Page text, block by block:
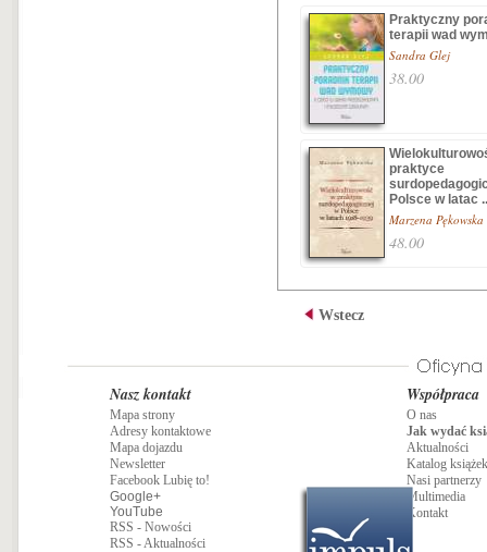
Praktyczny
terapii wad
Sandra Glej
38.00
praktyce
Polsce w latac
Marzena Pękowska
48.00
Wstecz
Nasz kontakt
Mapa strony
Adresy kontaktowe
Mapa dojazdu
Newsletter
Facebook Lubię to!
Google+
YouTube
RSS - Nowości
RSS - Aktualności
Współpraca
O nas
Jak wydać
Aktualności
Katalog książek
Nasi partnerzy
Multimedia
Kontakt